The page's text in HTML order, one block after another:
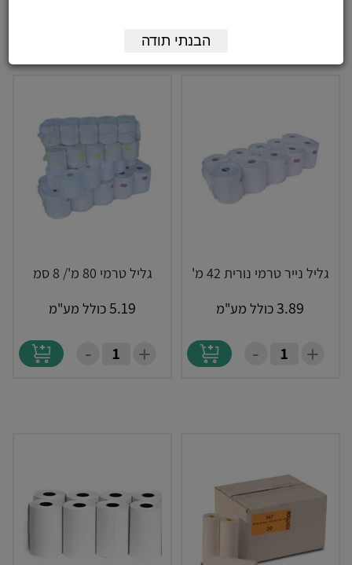
גליל נייר טרמי נורית 42 מ'
3.89 כולל מע"מ
+
-
גליל טרמי 80 מ'/ 8 סמ
5.19כולל מע"מ
+
-
הבנתי תודה